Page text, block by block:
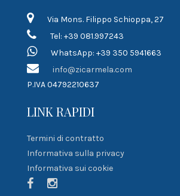
Via Mons. Filippo Schioppa, 27
Tel: +39 081.997243
WhatsApp: +39 350 5941663
info@zicarmela.com
P.IVA 04792210637
LINK RAPIDI
Termini di contratto
Informativa sulla privacy
Informativa sui cookie